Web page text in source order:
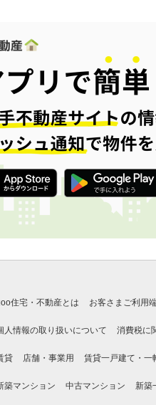
住宅・不動産とは お客さまご利用
人情報の取り扱いについて 消費税に
貸 店舗・事業用 賃貸一戸建て・一
築マンション 中古マンション 新築